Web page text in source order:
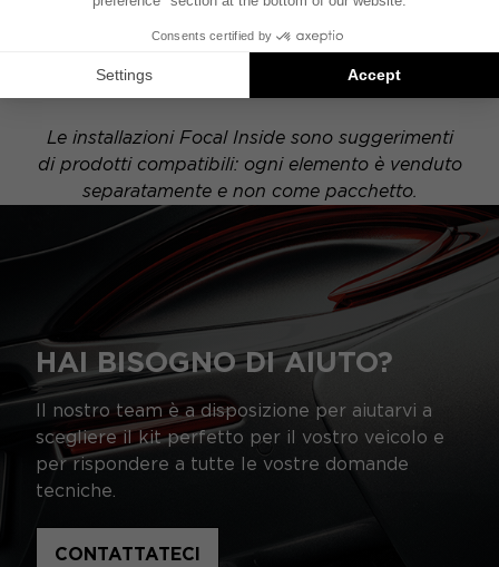
veicolo dotato di un impianto audio di serie. Se il
tuo veicolo è equipaggiato con un'opzione hi-fi
specifica, il posizionamento degli elementi
indicati nello schema potrebbe variare.
Le installazioni Focal Inside sono suggerimenti
di prodotti compatibili: ogni elemento è venduto
separatamente e non come pacchetto.
HAI BISOGNO DI AIUTO?
Il nostro team è a disposizione per aiutarvi a
scegliere il kit perfetto per il vostro veicolo e
per rispondere a tutte le vostre domande
tecniche.
CONTATTATECI